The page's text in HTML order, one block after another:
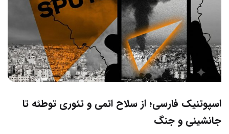
اسپوتنیک فارسی؛ از سلاح اتمی و تئوری توطئه تا
جانشینی و جنگ